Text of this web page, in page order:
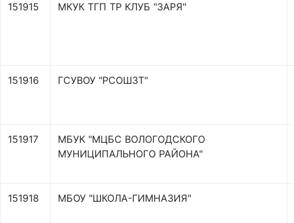
151915 МКУК ТГП ТР КЛУБ "ЗАРЯ"
151916 ГСУВОУ "РСОШЗТ"
151917
МБУК "МЦБС ВОЛОГОДСКОГО
МУНИЦИПАЛЬНОГО РАЙОНА"
151918 МБОУ "ШКОЛА-ГИМНАЗИЯ"